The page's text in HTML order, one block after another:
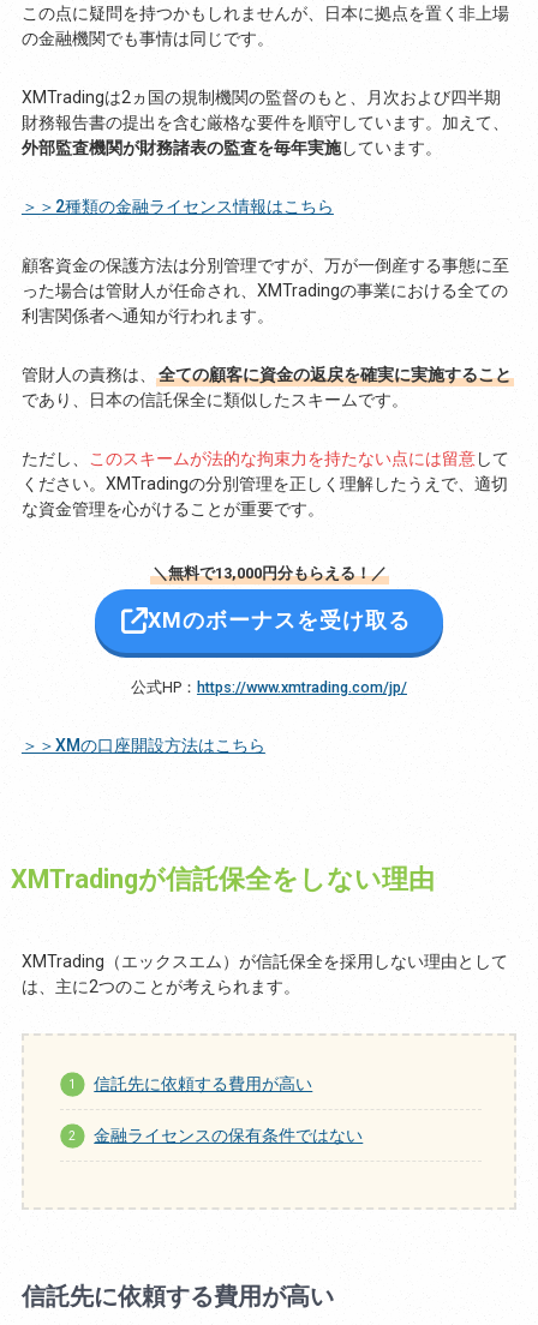
この点に疑問を持つかもしれませんが、日本に拠点を置く非上場
の金融機関でも事情は同じです。
XMTradingは2ヵ国の規制機関の監督のもと、月次および四半期
財務報告書の提出を含む厳格な要件を順守しています。加えて、
外部監査機関が財務諸表の監査を毎年実施しています。
＞＞2種類の金融ライセンス情報はこちら
顧客資金の保護方法は分別管理ですが、万が一倒産する事態に至
った場合は管財人が任命され、XMTradingの事業における全ての
利害関係者へ通知が行われます。
管財人の責務は、
全ての顧客に資金の返戻を確実に実施すること
であり、日本の信託保全に類似したスキームです。
ただし、 このスキームが法的な拘束力を持たない点には留意して
ください。XMTradingの分別管理を正しく理解したうえで、適切
な資金管理を心がけることが重要です。
＼無料で13,000円分もらえる！／
XMのボーナスを受け取る
公式HP： https://www.xmtrading.com/jp/
＞＞XMの口座開設方法はこちら
XMTradingが信託保全をしない理由
XMTrading（エックスエム）が信託保全を採用しない理由として
は、主に2つのことが考えられます。
信託先に依頼する費用が高い
金融ライセンスの保有条件ではない
信託先に依頼する費用が高い